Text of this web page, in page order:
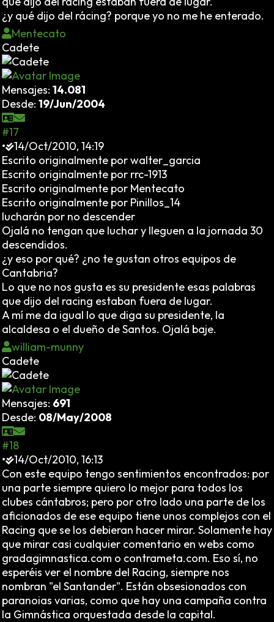
¿y qué dijo del rácing? porque yo no me he enterado.
Mentecato
Cadete
Mensajes: 14.081
Desde: 19/Jun/2004
#17
•
14/Oct/2010, 14:19
Escrito originalmente por walter_garcia
Escrito originalmente por rrc-1913
Escrito originalmente por Mentecato
Escrito originalmente por Pinillos_14
lucharán por no descender
Ojalá no tengan que luchar y lleguen a la jornada 30
descendidos.
¿y eso por qué? ¿no te gustan otros equipos de
Cantabria?
Lo que no nos gusta es su presidente esas palabras
que dijo del racing estaban fuera de lugar.
A mí me da igual lo que diga su presidente, la
alcaldesa o el dueño de Santos. Ojalá baje.
william-munny
Cadete
Mensajes: 691
Desde: 08/May/2008
#18
•
14/Oct/2010, 16:13
Con este equipo tengo sentimientos encontrados: por
una parte siempre quiero lo mejor para todos los
clubes cántabros; pero por otro lado una parte de los
aficionados de ese equipo tiene unos complejos con el
Racing que se los debieran hacer mirar. Solamente hay
que mirar casi cualquier comentario en webs como
gradagimnastica.com o contrameta.com. Eso sí, no
esperéis ver el nombre del Racing, siempre nos
nombran "el Santander". Están obsesionados con
paranoias varias, como que hay una campaña contra
la Gimnástica orquestada desde la capital.